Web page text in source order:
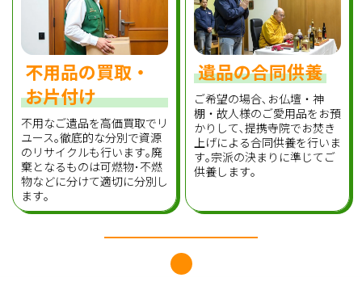
不用品の買取・
お片付け
不用なご遺品を高価買取でリ
ユース｡徹底的な分別で資源
のリサイクルも行います｡廃
棄となるものは可燃物･不燃
物などに分けて適切に分別し
ます｡
遺品の合同供養
ご希望の場合､お仏壇・神
棚・故人様のご愛用品をお預
かりして､提携寺院でお焚き
上げによる合同供養を行いま
す｡宗派の決まりに準じてご
供養します｡